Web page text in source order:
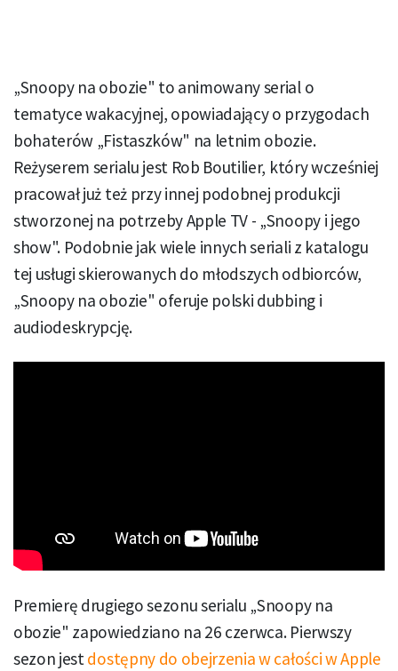
„Snoopy na obozie" to animowany serial o
tematyce wakacyjnej, opowiadający o przygodach
bohaterów „Fistaszków" na letnim obozie.
Reżyserem serialu jest Rob Boutilier, który wcześniej
pracował już też przy innej podobnej produkcji
stworzonej na potrzeby Apple TV - „Snoopy i jego
show". Podobnie jak wiele innych seriali z katalogu
tej usługi skierowanych do młodszych odbiorców,
„Snoopy na obozie" oferuje polski dubbing i
audiodeskrypcję.
Premierę drugiego sezonu serialu „Snoopy na
obozie" zapowiedziano na 26 czerwca. Pierwszy
sezon jestdostępny do obejrzenia w całości w Apple